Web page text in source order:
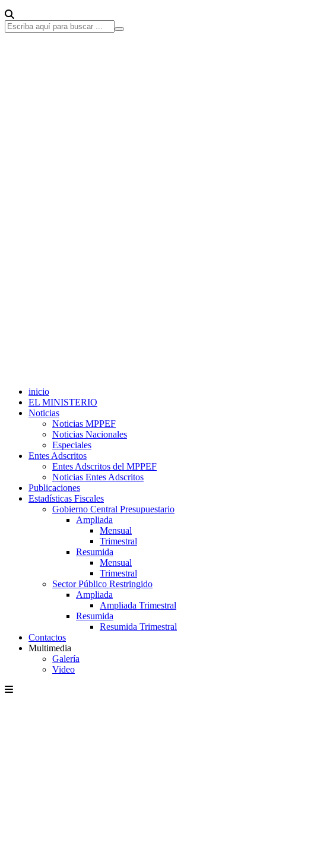
inicio
EL MINISTERIO
Noticias
Noticias MPPEF
Noticias Nacionales
Especiales
Entes Adscritos
Entes Adscritos del MPPEF
Noticias Entes Adscritos
Publicaciones
Estadísticas Fiscales
Gobierno Central Presupuestario
Ampliada
Mensual
Trimestral
Resumida
Mensual
Trimestral
Sector Público Restringido
Ampliada
Ampliada Trimestral
Resumida
Resumida Trimestral
Contactos
Multimedia
Galería
Video